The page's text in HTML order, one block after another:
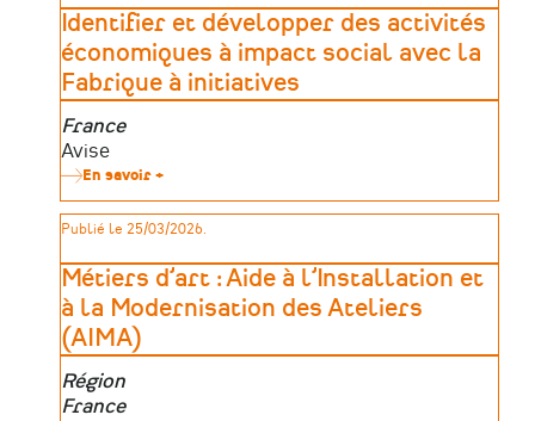
pour
les
travaux
sur
monuments
historiques
Identifier et développer des activités
économiques à impact social avec la
Fabrique à initiatives
Zone
géographique
France
Porteurs
d’aides
Avise
En savoir +
et
développer
activités
économiques
à
impact
avec
Publié le 25/03/2026.
Métiers d’art : Aide à l’Installation et
à la Modernisation des Ateliers
(AIMA)
Zone
géographique
Région
France